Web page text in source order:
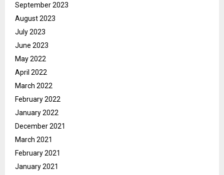
September 2023
August 2023
July 2023
June 2023
May 2022
April 2022
March 2022
February 2022
January 2022
December 2021
March 2021
February 2021
January 2021